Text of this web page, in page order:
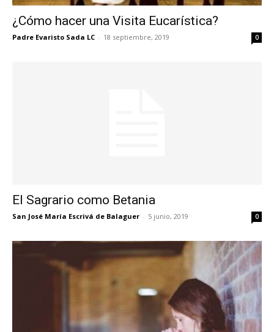
¿Cómo hacer una Visita Eucarística?
Padre Evaristo Sada LC - 18 septiembre, 2019 0
El Sagrario como Betania
San José María Escrivá de Balaguer - 5 junio, 2019 0